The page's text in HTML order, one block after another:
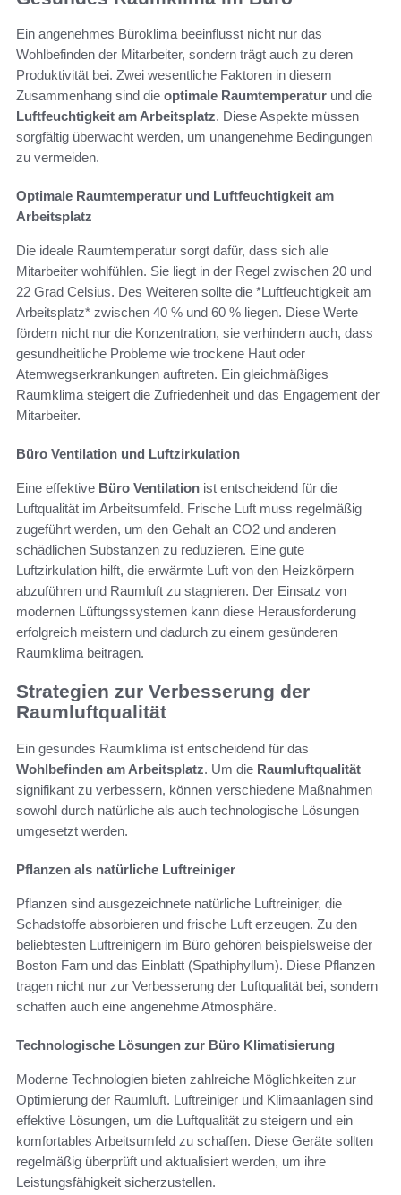
Ein angenehmes Büroklima beeinflusst nicht nur das
Wohlbefinden der Mitarbeiter, sondern trägt auch zu deren
Produktivität bei. Zwei wesentliche Faktoren in diesem
Zusammenhang sind die optimale Raumtemperatur und die
Luftfeuchtigkeit am Arbeitsplatz. Diese Aspekte müssen
sorgfältig überwacht werden, um unangenehme Bedingungen
zu vermeiden.
Optimale Raumtemperatur und Luftfeuchtigkeit am
Arbeitsplatz
Die ideale Raumtemperatur sorgt dafür, dass sich alle
Mitarbeiter wohlfühlen. Sie liegt in der Regel zwischen 20 und
22 Grad Celsius. Des Weiteren sollte die *Luftfeuchtigkeit am
Arbeitsplatz* zwischen 40 % und 60 % liegen. Diese Werte
fördern nicht nur die Konzentration, sie verhindern auch, dass
gesundheitliche Probleme wie trockene Haut oder
Atemwegserkrankungen auftreten. Ein gleichmäßiges
Raumklima steigert die Zufriedenheit und das Engagement der
Mitarbeiter.
Büro Ventilation und Luftzirkulation
Eine effektive Büro Ventilation ist entscheidend für die
Luftqualität im Arbeitsumfeld. Frische Luft muss regelmäßig
zugeführt werden, um den Gehalt an CO2 und anderen
schädlichen Substanzen zu reduzieren. Eine gute
Luftzirkulation hilft, die erwärmte Luft von den Heizkörpern
abzuführen und Raumluft zu stagnieren. Der Einsatz von
modernen Lüftungssystemen kann diese Herausforderung
erfolgreich meistern und dadurch zu einem gesünderen
Raumklima beitragen.
Strategien zur Verbesserung der
Raumluftqualität
Ein gesundes Raumklima ist entscheidend für das
Wohlbefinden am Arbeitsplatz. Um die Raumluftqualität
signifikant zu verbessern, können verschiedene Maßnahmen
sowohl durch natürliche als auch technologische Lösungen
umgesetzt werden.
Pflanzen als natürliche Luftreiniger
Pflanzen sind ausgezeichnete natürliche Luftreiniger, die
Schadstoffe absorbieren und frische Luft erzeugen. Zu den
beliebtesten Luftreinigern im Büro gehören beispielsweise der
Boston Farn und das Einblatt (Spathiphyllum). Diese Pflanzen
tragen nicht nur zur Verbesserung der Luftqualität bei, sondern
schaffen auch eine angenehme Atmosphäre.
Technologische Lösungen zur Büro Klimatisierung
Moderne Technologien bieten zahlreiche Möglichkeiten zur
Optimierung der Raumluft. Luftreiniger und Klimaanlagen sind
effektive Lösungen, um die Luftqualität zu steigern und ein
komfortables Arbeitsumfeld zu schaffen. Diese Geräte sollten
regelmäßig überprüft und aktualisiert werden, um ihre
Leistungsfähigkeit sicherzustellen.